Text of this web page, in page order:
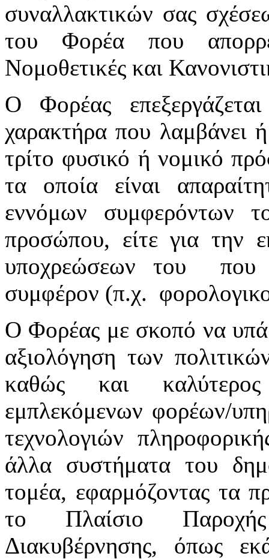
συναλλακτικών σας
του Φορέα που
Νομοθετικές και
Ο Φορέας
χαρακτήρα που λαμβάνει
τρίτο φυσικό ή νομικό
τα οποία είναι
εννόμων συμφερόντων
προσώπου, είτε για την
υποχρεώσεων του που
συμφέρον (π.χ.
Ο Φορέας με σκοπό να
αξιολόγηση των
καθώς και
εμπλεκόμενων φορέων/
τεχνολογιών
άλλα συστήματα του
τομέα, εφαρμόζοντας τα
το Πλαίσιο Παροχής
Διακυβέρνησης, όπως